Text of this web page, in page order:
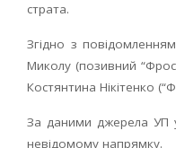
страта.
Згідно з
Миколу (позивний
Костянтина Нікітенко
За даними джерела УП у
невідомому напрямку.